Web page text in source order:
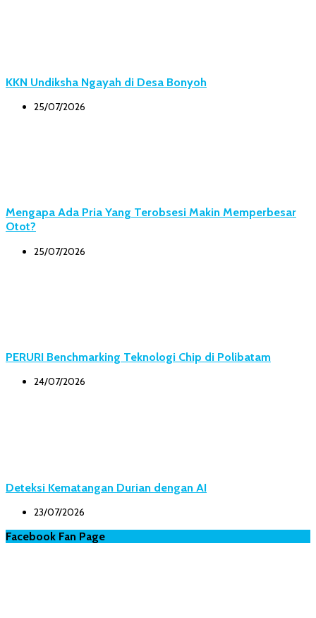
KKN Undiksha Ngayah di Desa Bonyoh
25/07/2026
Mengapa Ada Pria Yang Terobsesi Makin Memperbesar
Otot?
25/07/2026
PERURI Benchmarking Teknologi Chip di Polibatam
24/07/2026
Deteksi Kematangan Durian dengan AI
23/07/2026
Facebook Fan Page